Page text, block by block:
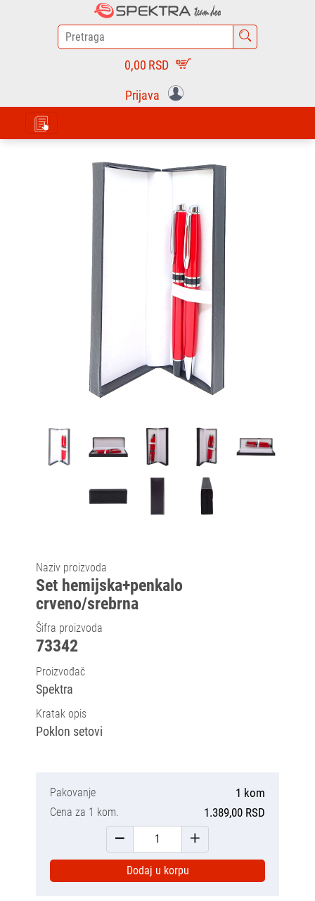
0,00 RSD
Prijava
Naziv proizvoda
Set hemijska+penkalo
crveno/srebrna
Šifra proizvoda
73342
Proizvođač
Spektra
Kratak opis
Poklon setovi
Pakovanje 1 kom
Cena za 1 kom. 1.389,00 RSD
Dodaj u korpu